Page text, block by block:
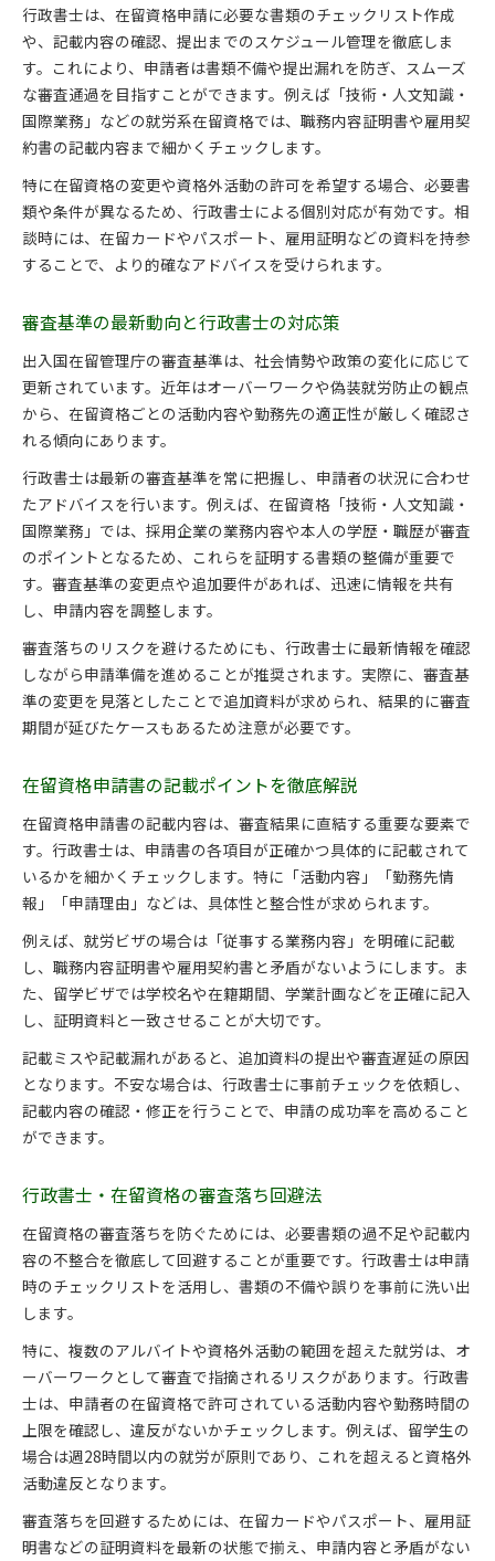
行政書士は、在留資格申請に必要な書類のチェックリスト作成
や、記載内容の確認、提出までのスケジュール管理を徹底しま
す。これにより、申請者は書類不備や提出漏れを防ぎ、スムーズ
な審査通過を目指すことができます。例えば「技術・人文知識・
国際業務」などの就労系在留資格では、職務内容証明書や雇用契
約書の記載内容まで細かくチェックします。
特に在留資格の変更や資格外活動の許可を希望する場合、必要書
類や条件が異なるため、行政書士による個別対応が有効です。相
談時には、在留カードやパスポート、雇用証明などの資料を持参
することで、より的確なアドバイスを受けられます。
審査基準の最新動向と行政書士の対応策
出入国在留管理庁の審査基準は、社会情勢や政策の変化に応じて
更新されています。近年はオーバーワークや偽装就労防止の観点
から、在留資格ごとの活動内容や勤務先の適正性が厳しく確認さ
れる傾向にあります。
行政書士は最新の審査基準を常に把握し、申請者の状況に合わせ
たアドバイスを行います。例えば、在留資格「技術・人文知識・
国際業務」では、採用企業の業務内容や本人の学歴・職歴が審査
のポイントとなるため、これらを証明する書類の整備が重要で
す。審査基準の変更点や追加要件があれば、迅速に情報を共有
し、申請内容を調整します。
審査落ちのリスクを避けるためにも、行政書士に最新情報を確認
しながら申請準備を進めることが推奨されます。実際に、審査基
準の変更を見落としたことで追加資料が求められ、結果的に審査
期間が延びたケースもあるため注意が必要です。
在留資格申請書の記載ポイントを徹底解説
在留資格申請書の記載内容は、審査結果に直結する重要な要素で
す。行政書士は、申請書の各項目が正確かつ具体的に記載されて
いるかを細かくチェックします。特に「活動内容」「勤務先情
報」「申請理由」などは、具体性と整合性が求められます。
例えば、就労ビザの場合は「従事する業務内容」を明確に記載
し、職務内容証明書や雇用契約書と矛盾がないようにします。ま
た、留学ビザでは学校名や在籍期間、学業計画などを正確に記入
し、証明資料と一致させることが大切です。
記載ミスや記載漏れがあると、追加資料の提出や審査遅延の原因
となります。不安な場合は、行政書士に事前チェックを依頼し、
記載内容の確認・修正を行うことで、申請の成功率を高めること
ができます。
行政書士・在留資格の審査落ち回避法
在留資格の審査落ちを防ぐためには、必要書類の過不足や記載内
容の不整合を徹底して回避することが重要です。行政書士は申請
時のチェックリストを活用し、書類の不備や誤りを事前に洗い出
します。
特に、複数のアルバイトや資格外活動の範囲を超えた就労は、オ
ーバーワークとして審査で指摘されるリスクがあります。行政書
士は、申請者の在留資格で許可されている活動内容や勤務時間の
上限を確認し、違反がないかチェックします。例えば、留学生の
場合は週28時間以内の就労が原則であり、これを超えると資格外
活動違反となります。
審査落ちを回避するためには、在留カードやパスポート、雇用証
明書などの証明資料を最新の状態で揃え、申請内容と矛盾がない